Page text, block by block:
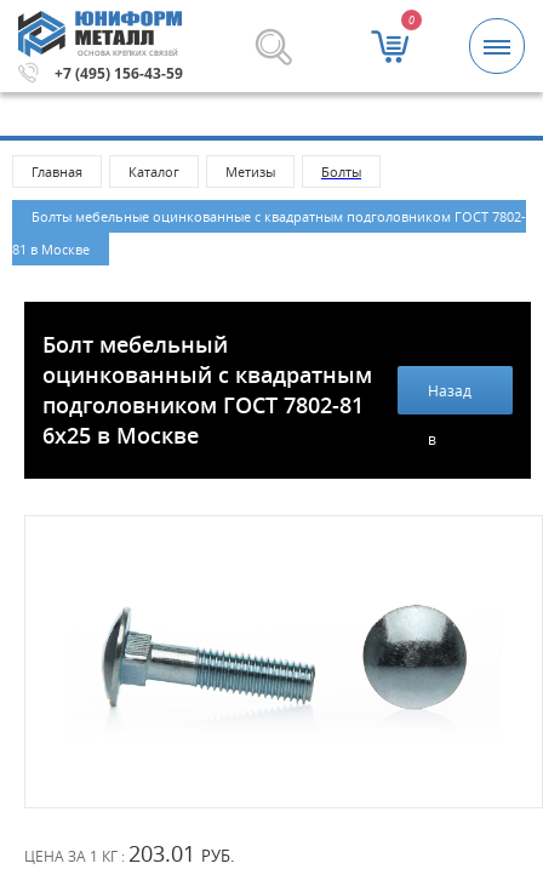
ОСНОВА КРЕПКИХ СВЯЗЕЙ
+7 (495) 156-43-59
0
и крепежные изделия оптом. Минимальная
Главная Каталог Метизы Болты
Болты мебельные оцинкованные с квадратным подголовником ГОСТ 7802-
81 в Москве
Болт мебельный
оцинкованный с квадратным
подголовником ГОСТ 7802-81
6х25 в Москве
Назад
в
ЦЕНА ЗА 1 КГ : 203.01 РУБ.